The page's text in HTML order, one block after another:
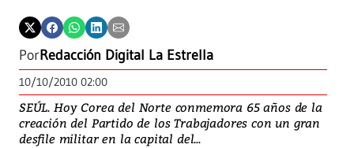
PorRedacción Digital La Estrella
10/10/2010 02:00
SEÚL. Hoy Corea del Norte conmemora 65 años de la
creación del Partido de los Trabajadores con un gran
desfile militar en la capital del...